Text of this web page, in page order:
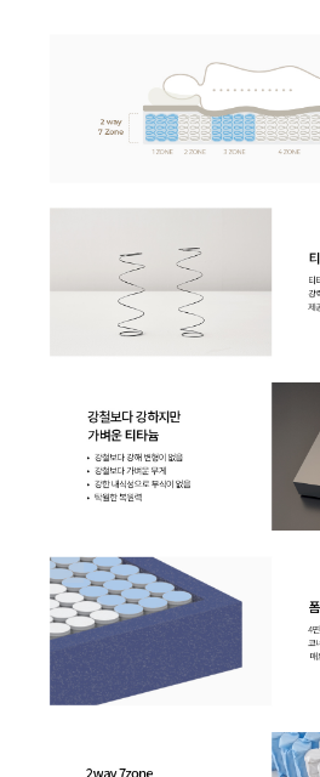
WF-70S9600M | 55,900
WF-60C9600M | 49,900
WI-35C80720N | 40,900
WI-60C9600M | 45,900
WI-60C9600M | 46,900